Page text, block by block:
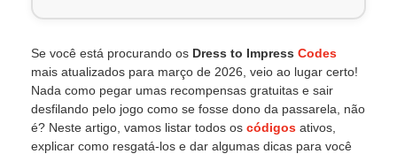
Se você está procurando os Dress to Impress Codes
mais atualizados para março de 2026, veio ao lugar certo!
Nada como pegar umas recompensas gratuitas e sair
desfilando pelo jogo como se fosse dono da passarela, não
é? Neste artigo, vamos listar todos os códigos ativos,
explicar como resgatá-los e dar algumas dicas para você